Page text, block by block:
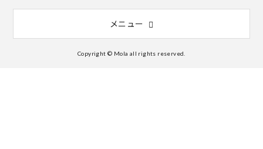
メニュー
Copyright © Mola all rights reserved.